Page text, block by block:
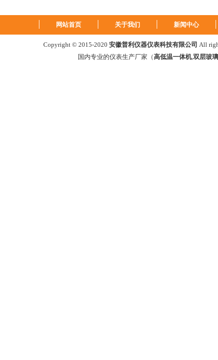
网站首页 关于我们 新闻中心
Copyright © 2015-2020 安徽普利仪器仪表科技有限公司 All
国内专业的仪表生产厂家（高低温一体机,双层玻